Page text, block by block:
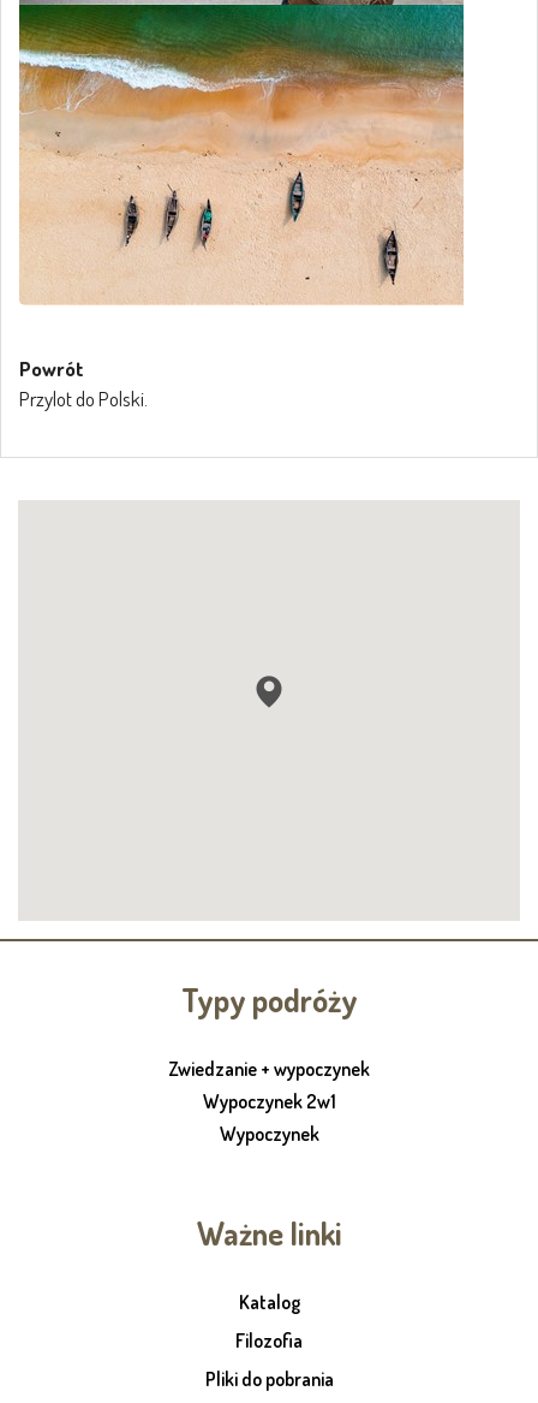
Powrót
Przylot do Polski.
Typy podróży
Zwiedzanie + wypoczynek
Wypoczynek 2w1
Wypoczynek
Ważne linki
Katalog
Filozofia
Pliki do pobrania